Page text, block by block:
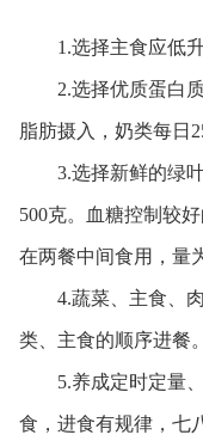
1.选择主食应低升
2.选择优质蛋白质(
脂肪摄入，奶类每日
3.选择新鲜的绿叶
500克。血糖控制较
在两餐中间食用，量
4.蔬菜、主食、肉
类、主食的顺序进餐。
5.养成定时定量、
食，进食有规律，七